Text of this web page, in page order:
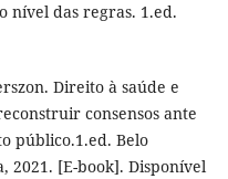
nível das regras. 1.ed.
Direito à saúde e
consensos ante
público.1.ed. Belo
2021. [E-book]. Disponível